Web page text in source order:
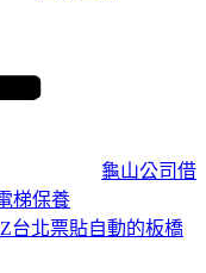
龜山公司借
梯保養
台北票貼自動的板橋